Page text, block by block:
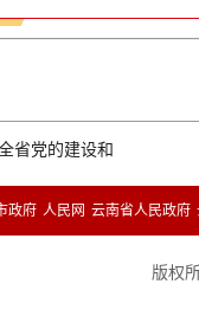
省党的建设和
政府 人民网 云南省人民政府
版权